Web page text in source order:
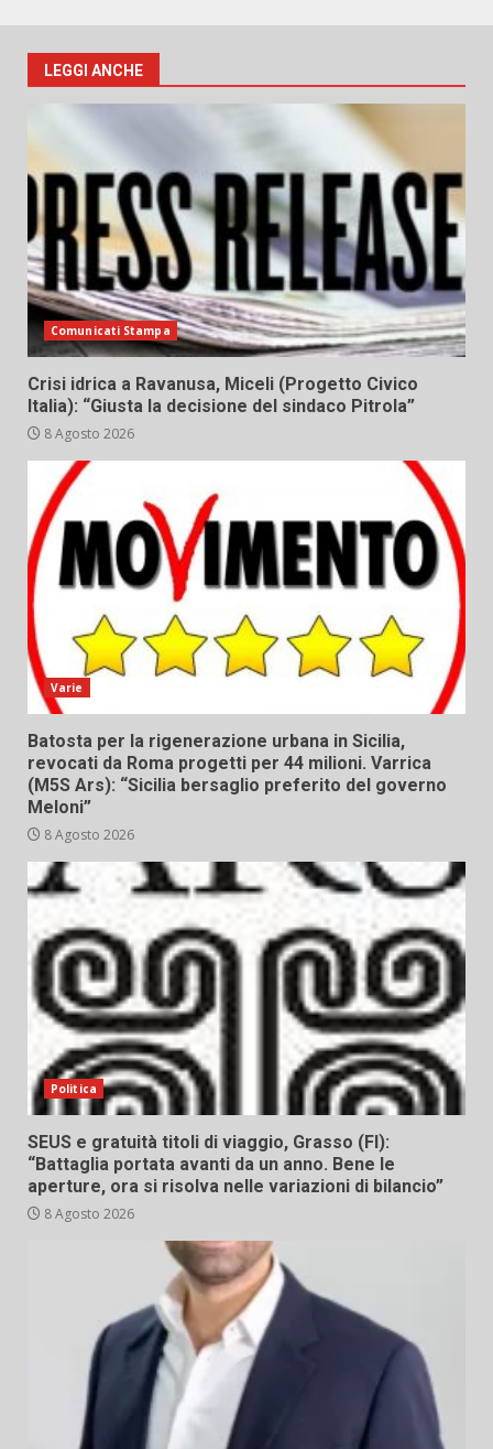
LEGGI ANCHE
Comunicati Stampa
Crisi idrica a Ravanusa, Miceli (Progetto Civico
Italia): “Giusta la decisione del sindaco Pitrola”
8 Agosto 2026
Varie
Batosta per la rigenerazione urbana in Sicilia,
revocati da Roma progetti per 44 milioni. Varrica
(M5S Ars): “Sicilia bersaglio preferito del governo
Meloni”
8 Agosto 2026
Politica
SEUS e gratuità titoli di viaggio, Grasso (FI):
“Battaglia portata avanti da un anno. Bene le
aperture, ora si risolva nelle variazioni di bilancio”
8 Agosto 2026